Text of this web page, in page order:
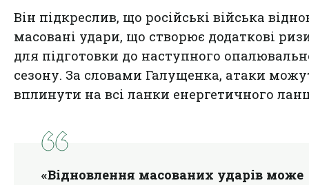
Він підкреслив, що російські війська
масовані удари, що створює додаткові
для підготовки до наступного
сезону. За словами Галущенка, атаки
вплинути на всі ланки енергетичного
«Відновлення масованих ударів може